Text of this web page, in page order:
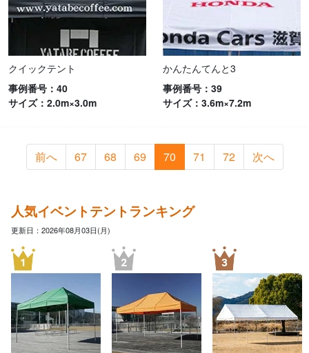
クイックテント
事例番号：40
サイズ：2.0m×3.0m
かんたんてんと3
事例番号：39
サイズ：3.6m×7.2m
前へ 67 68 69 70 71 72 次へ
人気イベントテントランキング
更新日：2026年08月03日(月)